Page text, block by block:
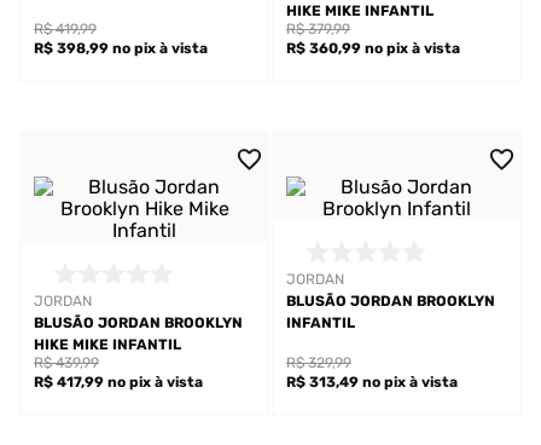
R$ 398,99 no pix à vista
R$ 419,99
HIKE MIKE INFANTIL
R$ 360,99 no pix à vista
R$ 379,99
JORDAN
BLUSÃO JORDAN BROOKLYN
HIKE MIKE INFANTIL
R$ 417,99 no pix à vista
R$ 439,99
JORDAN
BLUSÃO JORDAN BROOKLYN
INFANTIL
R$ 313,49 no pix à vista
R$ 329,99